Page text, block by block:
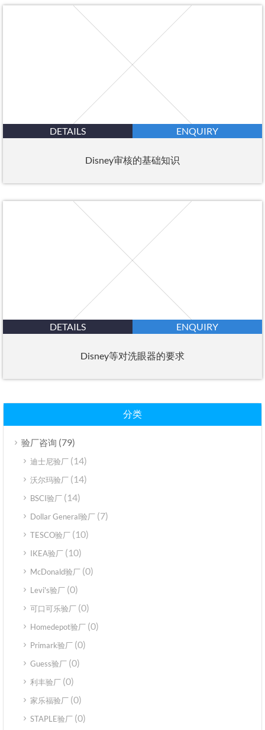
DETAILS ENQUIRY
Disney审核的基础知识
DETAILS ENQUIRY
Disney等对洗眼器的要求
分类
验厂咨询 (79)
迪士尼验厂 (14)
沃尔玛验厂 (14)
BSCI验厂 (14)
Dollar General验厂 (7)
TESCO验厂 (10)
IKEA验厂 (10)
McDonald验厂 (0)
Levi's验厂 (0)
可口可乐验厂 (0)
Homedepot验厂 (0)
Primark验厂 (0)
Guess验厂 (0)
利丰验厂 (0)
家乐福验厂 (0)
STAPLE验厂 (0)